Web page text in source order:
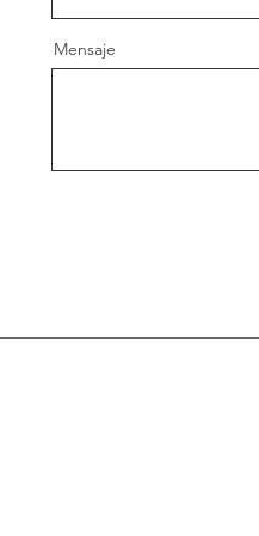
Mensaje